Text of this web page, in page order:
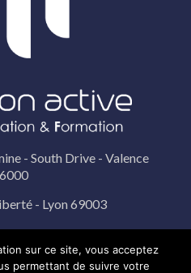
- South Drive - Valence
- Lyon 69003
- Paris 75015
sur ce site, vous acceptez
permettant de suivre votre